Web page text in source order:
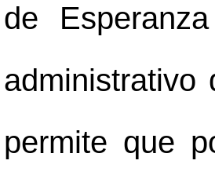
de
administrativo
permite que